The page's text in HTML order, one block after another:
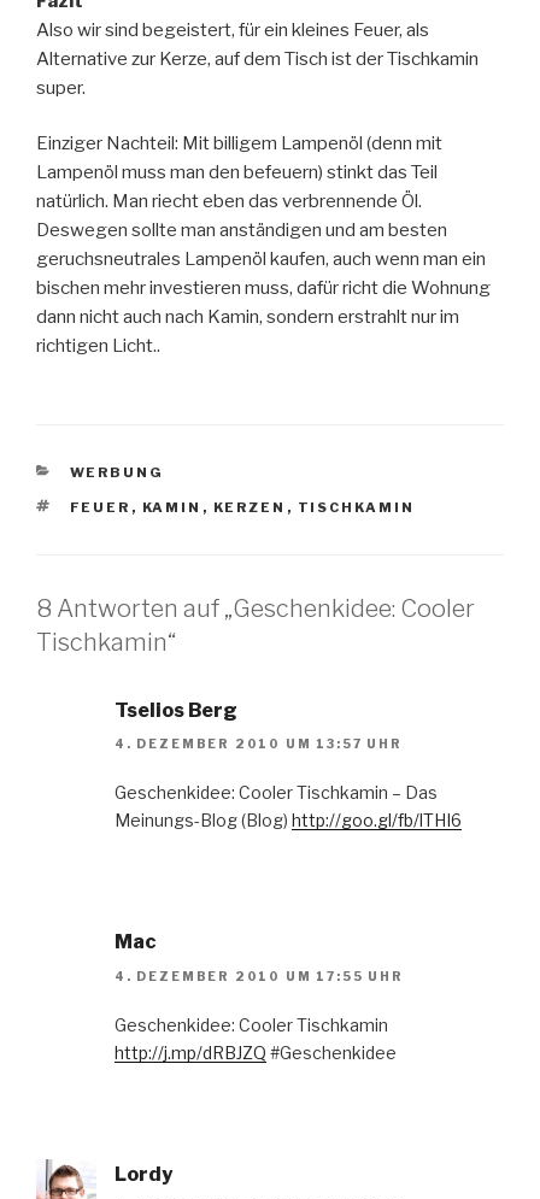
Also wir sind begeistert, für ein kleines Feuer, als
Alternative zur Kerze, auf dem Tisch ist der Tischkamin
super.
Einziger Nachteil: Mit billigem Lampenöl (denn mit
Lampenöl muss man den befeuern) stinkt das Teil
natürlich. Man riecht eben das verbrennende Öl.
Deswegen sollte man anständigen und am besten
geruchsneutrales Lampenöl kaufen, auch wenn man ein
bischen mehr investieren muss, dafür richt die Wohnung
dann nicht auch nach Kamin, sondern erstrahlt nur im
richtigen Licht..
KATEGORIEN
WERBUNG
SCHLAGWÖRTER
FEUER , KAMIN , KERZEN , TISCHKAMIN
8 Antworten auf „Geschenkidee: Cooler
Tischkamin“
Tselios Berg
4. DEZEMBER 2010 UM 13:57 UHR
Geschenkidee: Cooler Tischkamin – Das
Meinungs-Blog (Blog) http://goo.gl/fb/lTHI6
Mac
4. DEZEMBER 2010 UM 17:55 UHR
Geschenkidee: Cooler Tischkamin
http://j.mp/dRBJZQ #Geschenkidee
Lordy